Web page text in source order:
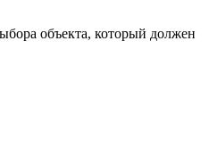
объекта, который должен